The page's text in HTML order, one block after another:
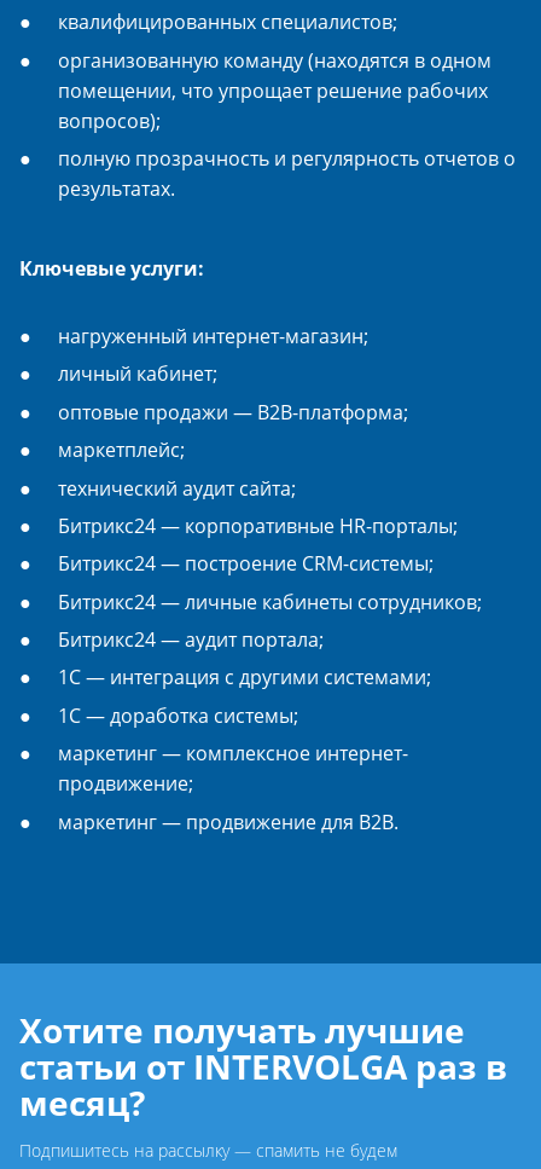
квалифицированных специалистов;
организованную команду (находятся в одном
помещении, что упрощает решение рабочих
вопросов);
полную прозрачность и регулярность отчетов о
результатах.
Ключевые услуги:
нагруженный интернет-магазин;
личный кабинет;
оптовые продажи — B2B-платформа;
маркетплейс;
технический аудит сайта;
Битрикс24 — корпоративные HR-порталы;
Битрикс24 — построение CRM-системы;
Битрикс24 — личные кабинеты сотрудников;
Битрикс24 — аудит портала;
1С — интеграция с другими системами;
1С — доработка системы;
маркетинг — комплексное интернет-
продвижение;
маркетинг — продвижение для B2B.
Хотите получать лучшие
статьи от INTERVOLGA раз в
месяц?
Подпишитесь на рассылку — спамить не будем